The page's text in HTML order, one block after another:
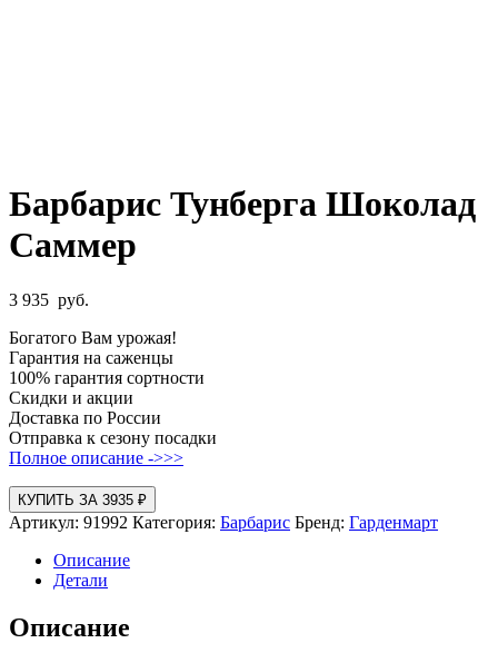
Барбарис Тунберга Шоколад
Саммер
3 935 руб.
Богатого Вам урожая!
Гарантия на саженцы
100% гарантия сортности
Скидки и акции
Доставка по России
Отправка к сезону посадки
Полное описание ->>>
КУПИТЬ ЗА 3935 ₽
Артикул: 91992 Категория: Барбарис Бренд: Гарденмарт
Описание
Детали
Описание